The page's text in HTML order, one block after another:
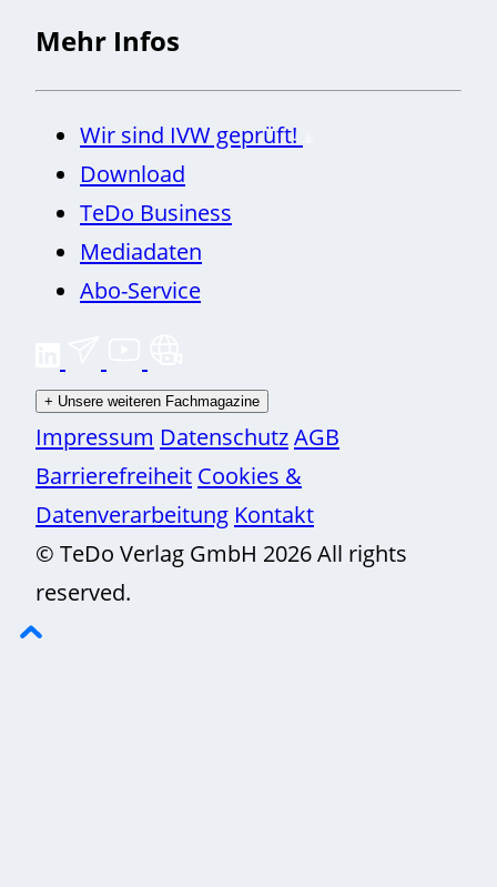
Mehr Infos
Wir sind IVW geprüft!
Download
TeDo Business
Mediadaten
Abo-Service
+ Unsere weiteren Fachmagazine
Impressum DatenschutzAGB
Barrierefreiheit Cookies &
Datenverarbeitung Kontakt
© TeDo Verlag GmbH 2026 All rights
reserved.